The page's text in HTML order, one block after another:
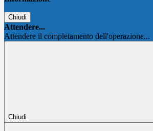
Chiudi
Attendere...
Attendere il completamento dell'operazione...
Chiudi